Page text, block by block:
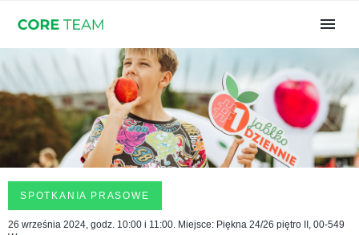
SPOTKANIA PRASOWE
26 września 2024, godz. 10:00 i 11:00. Miejsce: Piękna 24/26 piętro II, 00-549